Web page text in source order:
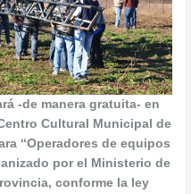
-de manera gratuita- en
Cultural Municipal de
“Operadores de equipos
por el Ministerio de
conforme la ley